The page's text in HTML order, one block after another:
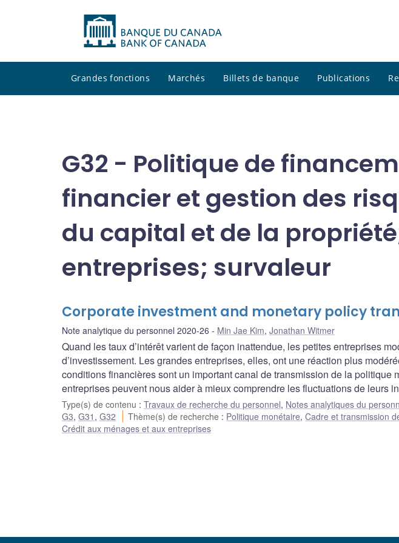
Grandes fonctions Marchés Billets de banque Publications
G32 - Politique de
financier et gestion des
du capital et de la
entreprises; survaleur
Corporate investment and monetary policy
Note analytique du personnel 2020-26 Min Jae Kim, Jonathan Witmer
Quand les taux d’intérêt varient de façon inattendue, les petites entreprises
d’investissement. Les grandes entreprises, elles, ont une réaction plus
conditions financières sont un important canal de transmission de la politique
entreprises peuvent nous aider à mieux comprendre les fluctuations de leurs
Type(s) de contenu : Travaux de recherche du personnel, Notes analytiques du
G3, G31 , G32 Thème(s) de recherche : Politique monétaire,Cadre et transmission
Crédit aux ménages et aux entreprises